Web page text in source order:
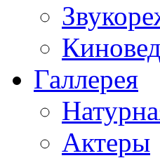
Галлерея
Актеры